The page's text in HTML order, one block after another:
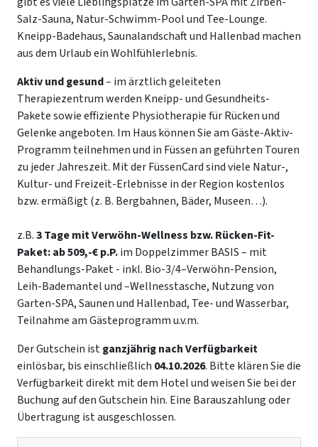
Salz-Sauna, Natur-Schwimm-Pool und Tee-Lounge.
Kneipp-Badehaus, Saunalandschaft und Hallenbad machen
aus dem Urlaub ein Wohlfühlerlebnis.
Aktiv und gesund– im ärztlich geleiteten
Therapiezentrum werden Kneipp- und Gesundheits-
Pakete sowie effiziente Physiotherapie für Rücken und
Gelenke angeboten. Im Haus können Sie am Gäste-Aktiv-
Programm teilnehmen und in Füssen an geführten Touren
zu jeder Jahreszeit. Mit der FüssenCard sind viele Natur-,
Kultur- und Freizeit-Erlebnisse in der Region kostenlos
bzw. ermäßigt (z. B. Bergbahnen, Bäder, Museen…).
z.B.3 Tage mit Verwöhn-Wellness bzw. Rücken-Fit-
Paket:ab 509,-€ p.P.im Doppelzimmer BASIS – mit
Behandlungs-Paket - inkl. Bio-3/4–Verwöhn-Pension,
Leih-Bademantel und –Wellnesstasche, Nutzung von
Garten-SPA, Saunen und Hallenbad, Tee- und Wasserbar,
Teilnahme am Gästeprogramm u.v.m.
Der Gutschein istganzjährig nach Verfügbarkeit
einlösbar, bis einschließlich 04.10.2026. Bitte klären Sie die
Verfügbarkeit direkt mit dem Hotel und weisen Sie bei der
Buchung auf den Gutschein hin. Eine Barauszahlung oder
Übertragung ist ausgeschlossen.